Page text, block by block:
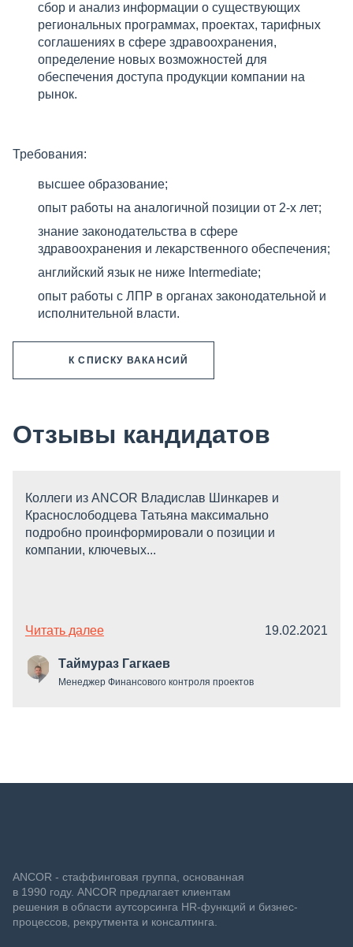
сбор и анализ информации о существующих
региональных программах, проектах, тарифных
соглашениях в сфере здравоохранения,
определение новых возможностей для
обеспечения доступа продукции компании на
рынок.
Требования:
высшее образование;
опыт работы на аналогичной позиции от 2-х лет;
знание законодательства в сфере
здравоохранения и лекарственного обеспечения;
английский язык не ниже Intermediate;
опыт работы с ЛПР в органах законодательной и
исполнительной власти.
К СПИСКУ ВАКАНСИЙ
Отзывы кандидатов
Коллеги из ANCOR Владислав Шинкарев и
Краснослободцева Татьяна максимально
подробно проинформировали о позиции и
компании, ключевых...
Читать далее 19.02.2021
Таймураз Гагкаев
Менеджер Финансового контроля проектов
ANCOR - стаффинговая группа, основанная
в 1990 году. ANCOR предлагает клиентам
решения в области аутсорсинга HR-функций и бизнес-
процессов, рекрутмента и консалтинга.